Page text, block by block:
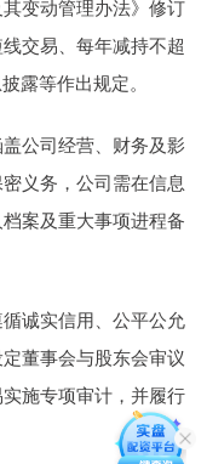
变动管理办法》修订
交易、每年减持不超
露等作出规定。
公司经营、财务及影
义务，公司需在信息
案及重大事项进程备
诚实信用、公平公允
董事会与股东会审议
施专项审计，并履行